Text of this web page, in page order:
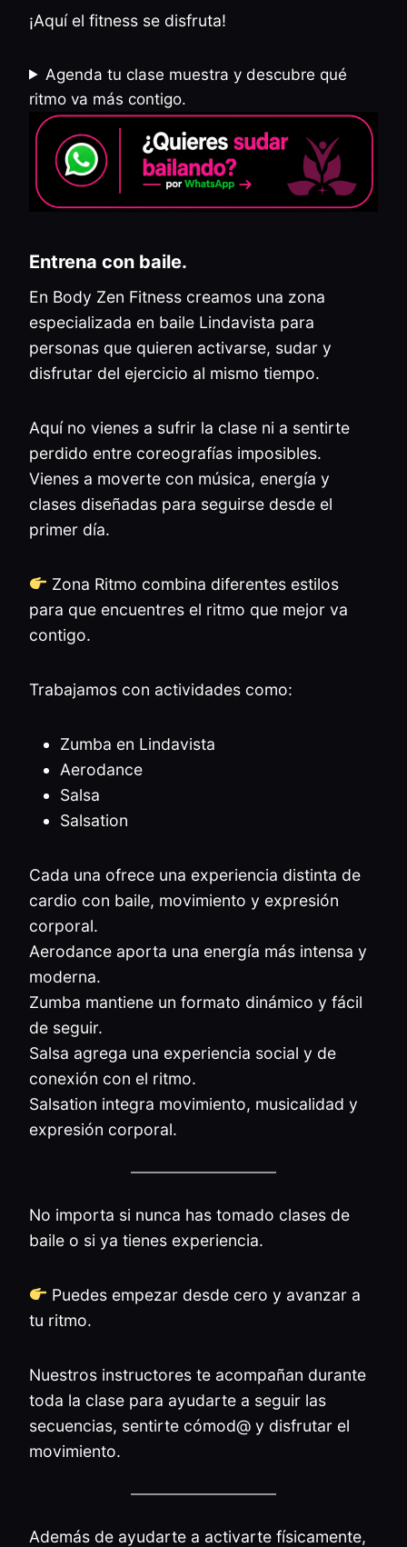
¡Aquí el fitness se disfruta!
Agenda tu clase muestra y descubre qué
ritmo va más contigo.
Entrena con baile.
En Body Zen Fitness creamos una zona
especializada en baile Lindavista para
personas que quieren activarse, sudar y
disfrutar del ejercicio al mismo tiempo.
Aquí no vienes a sufrir la clase ni a sentirte
perdido entre coreografías imposibles.
Vienes a moverte con música, energía y
clases diseñadas para seguirse desde el
primer día.
Zona Ritmo combina diferentes estilos
para que encuentres el ritmo que mejor va
contigo.
Trabajamos con actividades como:
Zumba en Lindavista
Aerodance
Salsa
Salsation
Cada una ofrece una experiencia distinta de
cardio con baile, movimiento y expresión
corporal.
Aerodance aporta una energía más intensa y
moderna.
Zumba mantiene un formato dinámico y fácil
de seguir.
Salsa agrega una experiencia social y de
conexión con el ritmo.
Salsation integra movimiento, musicalidad y
expresión corporal.
No importa si nunca has tomado clases de
baile o si ya tienes experiencia.
Puedes empezar desde cero y avanzar a
tu ritmo.
Nuestros instructores te acompañan durante
toda la clase para ayudarte a seguir las
secuencias, sentirte cómod@ y disfrutar el
movimiento.
Además de ayudarte a activarte físicamente,